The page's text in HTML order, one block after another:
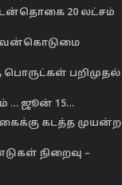
20 லட்சம்
வன்கொடுமை
பொருட்கள் பறிமுதல்
… ஜூன் 15…
கடத்த முயன்ற
நிறைவு –